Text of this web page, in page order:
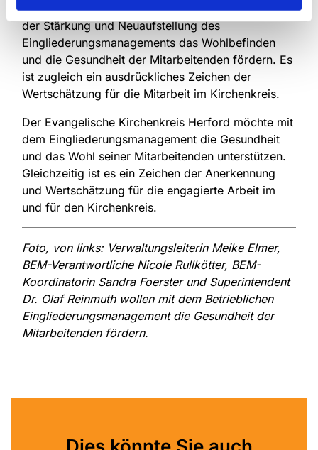
Der Evangelische Kirchenkreis Herford möchte mit
der Stärkung und Neuaufstellung des
Eingliederungsmanagements das Wohlbefinden
und die Gesundheit der Mitarbeitenden fördern. Es
ist zugleich ein ausdrückliches Zeichen der
Wertschätzung für die Mitarbeit im Kirchenkreis.
Der Evangelische Kirchenkreis Herford möchte mit
dem Eingliederungsmanagement die Gesundheit
und das Wohl seiner Mitarbeitenden unterstützen.
Gleichzeitig ist es ein Zeichen der Anerkennung
und Wertschätzung für die engagierte Arbeit im
und für den Kirchenkreis.
Foto, von links: Verwaltungsleiterin Meike Elmer,
BEM-Verantwortliche Nicole Rullkötter, BEM-
Koordinatorin Sandra Foerster und Superintendent
Dr. Olaf Reinmuth wollen mit dem Betrieblichen
Eingliederungsmanagement die Gesundheit der
Mitarbeitenden fördern.